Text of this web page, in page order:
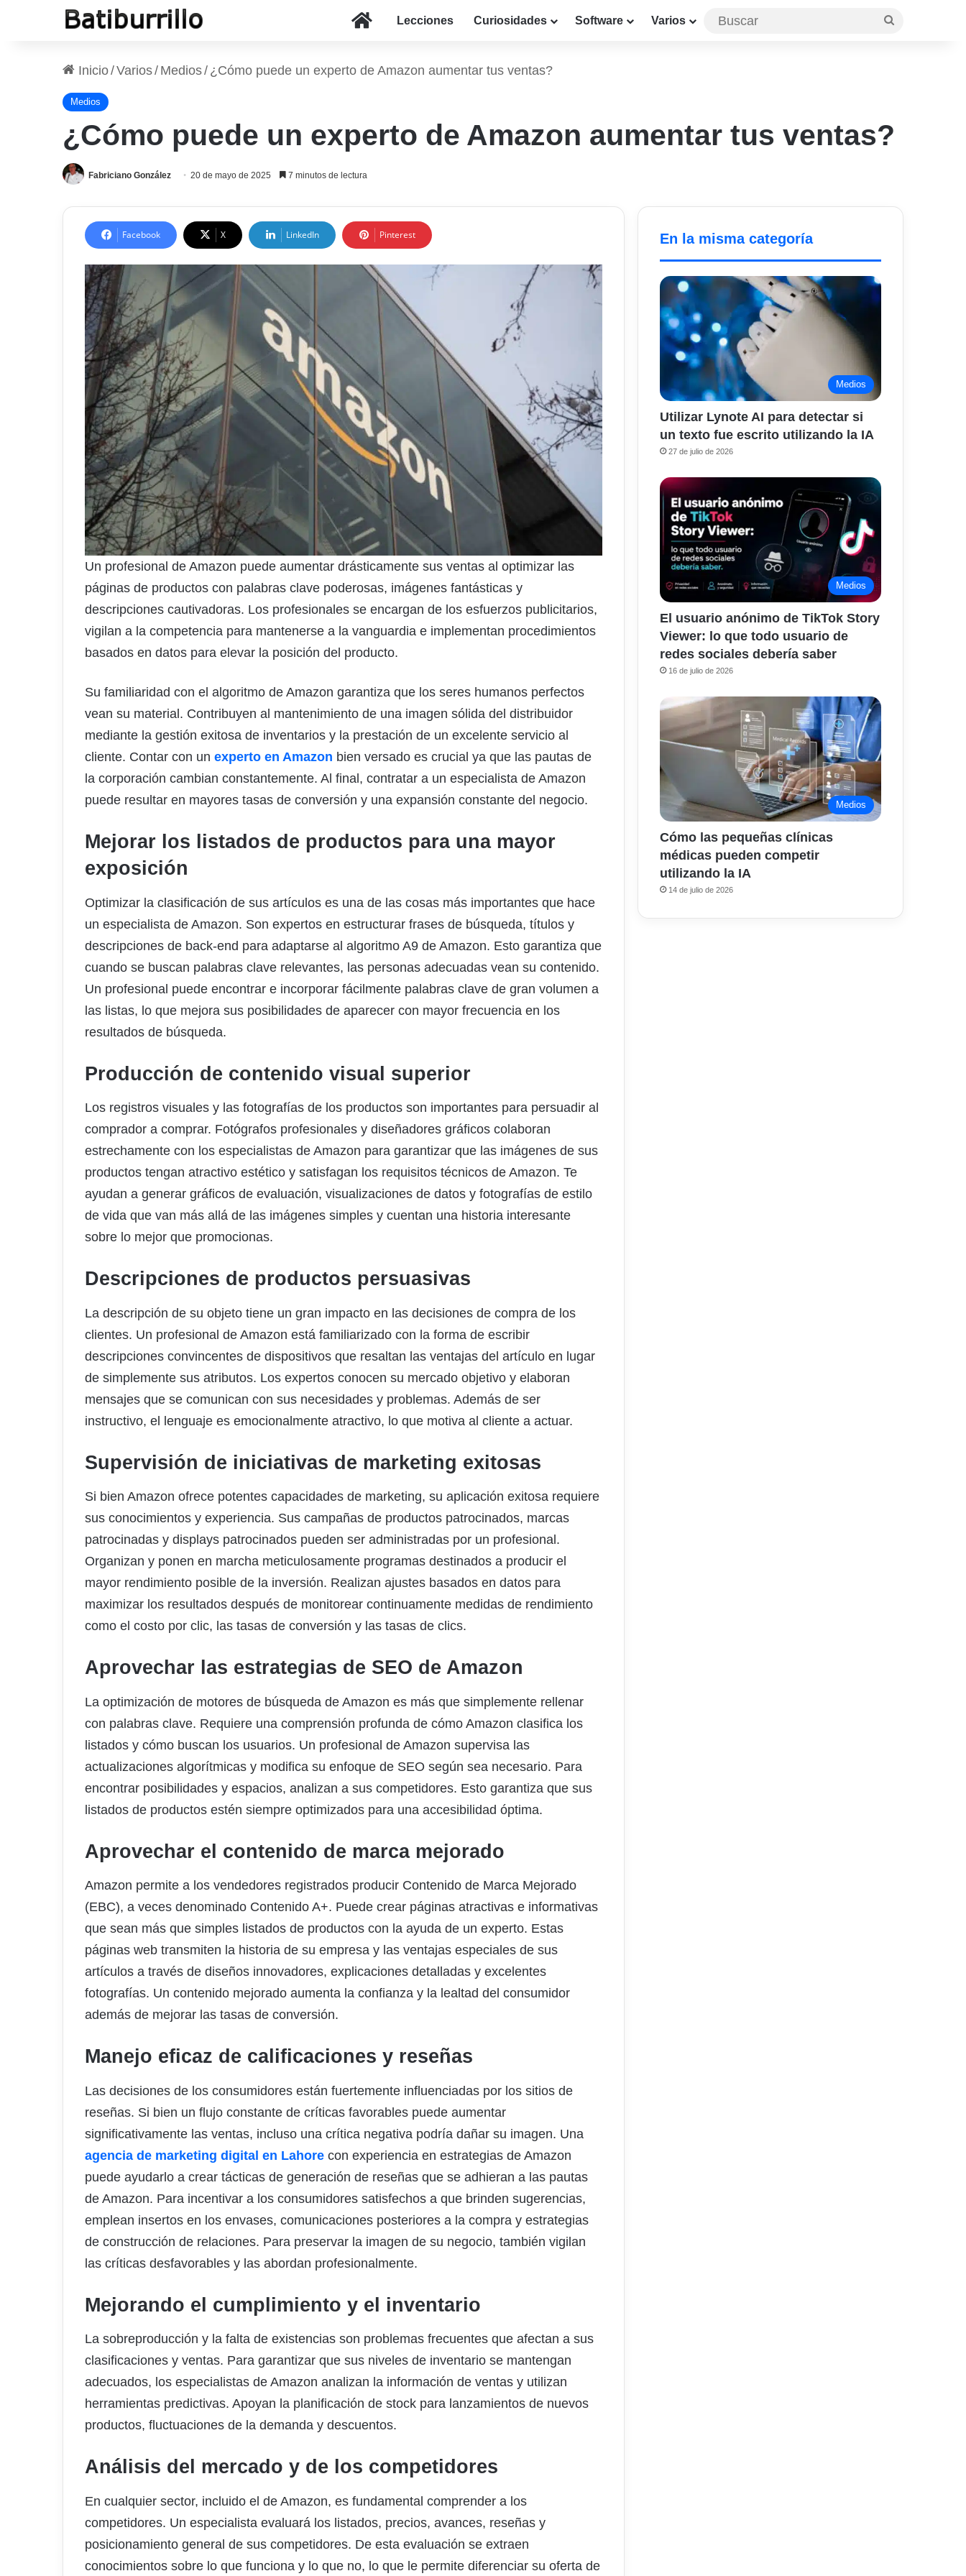
InicioLecciones Curiosidades Software Varios
Inicio/Varios/ Medios/ ¿Cómo puede un experto de Amazon aumentar tus ventas?
Medios
¿Cómo puede un experto de Amazon aumentar tus ventas?
Fabriciano González 20 de mayo de 2025 7 minutos de lectura
Facebook X LinkedIn Pinterest
Un profesional de Amazon puede aumentar drásticamente sus ventas al optimizar las
páginas de productos con palabras clave poderosas, imágenes fantásticas y
descripciones cautivadoras. Los profesionales se encargan de los esfuerzos publicitarios,
vigilan a la competencia para mantenerse a la vanguardia e implementan procedimientos
basados en datos para elevar la posición del producto.
Su familiaridad con el algoritmo de Amazon garantiza que los seres humanos perfectos
vean su material. Contribuyen al mantenimiento de una imagen sólida del distribuidor
mediante la gestión exitosa de inventarios y la prestación de un excelente servicio al
cliente. Contar con un experto en Amazon bien versado es crucial ya que las pautas de
la corporación cambian constantemente. Al final, contratar a un especialista de Amazon
puede resultar en mayores tasas de conversión y una expansión constante del negocio.
Mejorar los listados de productos para una mayor
exposición
Optimizar la clasificación de sus artículos es una de las cosas más importantes que hace
un especialista de Amazon. Son expertos en estructurar frases de búsqueda, títulos y
descripciones de back-end para adaptarse al algoritmo A9 de Amazon. Esto garantiza que
cuando se buscan palabras clave relevantes, las personas adecuadas vean su contenido.
Un profesional puede encontrar e incorporar fácilmente palabras clave de gran volumen a
las listas, lo que mejora sus posibilidades de aparecer con mayor frecuencia en los
resultados de búsqueda.
Producción de contenido visual superior
Los registros visuales y las fotografías de los productos son importantes para persuadir al
comprador a comprar. Fotógrafos profesionales y diseñadores gráficos colaboran
estrechamente con los especialistas de Amazon para garantizar que las imágenes de sus
productos tengan atractivo estético y satisfagan los requisitos técnicos de Amazon. Te
ayudan a generar gráficos de evaluación, visualizaciones de datos y fotografías de estilo
de vida que van más allá de las imágenes simples y cuentan una historia interesante
sobre lo mejor que promocionas.
Descripciones de productos persuasivas
La descripción de su objeto tiene un gran impacto en las decisiones de compra de los
clientes. Un profesional de Amazon está familiarizado con la forma de escribir
descripciones convincentes de dispositivos que resaltan las ventajas del artículo en lugar
de simplemente sus atributos. Los expertos conocen su mercado objetivo y elaboran
mensajes que se comunican con sus necesidades y problemas. Además de ser
instructivo, el lenguaje es emocionalmente atractivo, lo que motiva al cliente a actuar.
Supervisión de iniciativas de marketing exitosas
Si bien Amazon ofrece potentes capacidades de marketing, su aplicación exitosa requiere
sus conocimientos y experiencia. Sus campañas de productos patrocinados, marcas
patrocinadas y displays patrocinados pueden ser administradas por un profesional.
Organizan y ponen en marcha meticulosamente programas destinados a producir el
mayor rendimiento posible de la inversión. Realizan ajustes basados en datos para
maximizar los resultados después de monitorear continuamente medidas de rendimiento
como el costo por clic, las tasas de conversión y las tasas de clics.
Aprovechar las estrategias de SEO de Amazon
La optimización de motores de búsqueda de Amazon es más que simplemente rellenar
con palabras clave. Requiere una comprensión profunda de cómo Amazon clasifica los
listados y cómo buscan los usuarios. Un profesional de Amazon supervisa las
actualizaciones algorítmicas y modifica su enfoque de SEO según sea necesario. Para
encontrar posibilidades y espacios, analizan a sus competidores. Esto garantiza que sus
listados de productos estén siempre optimizados para una accesibilidad óptima.
Aprovechar el contenido de marca mejorado
Amazon permite a los vendedores registrados producir Contenido de Marca Mejorado
(EBC), a veces denominado Contenido A+. Puede crear páginas atractivas e informativas
que sean más que simples listados de productos con la ayuda de un experto. Estas
páginas web transmiten la historia de su empresa y las ventajas especiales de sus
artículos a través de diseños innovadores, explicaciones detalladas y excelentes
fotografías. Un contenido mejorado aumenta la confianza y la lealtad del consumidor
además de mejorar las tasas de conversión.
Manejo eficaz de calificaciones y reseñas
Las decisiones de los consumidores están fuertemente influenciadas por los sitios de
reseñas. Si bien un flujo constante de críticas favorables puede aumentar
significativamente las ventas, incluso una crítica negativa podría dañar su imagen. Una
agencia de marketing digital en Lahore con experiencia en estrategias de Amazon
puede ayudarlo a crear tácticas de generación de reseñas que se adhieran a las pautas
de Amazon. Para incentivar a los consumidores satisfechos a que brinden sugerencias,
emplean insertos en los envases, comunicaciones posteriores a la compra y estrategias
de construcción de relaciones. Para preservar la imagen de su negocio, también vigilan
las críticas desfavorables y las abordan profesionalmente.
Mejorando el cumplimiento y el inventario
La sobreproducción y la falta de existencias son problemas frecuentes que afectan a sus
clasificaciones y ventas. Para garantizar que sus niveles de inventario se mantengan
adecuados, los especialistas de Amazon analizan la información de ventas y utilizan
herramientas predictivas. Apoyan la planificación de stock para lanzamientos de nuevos
productos, fluctuaciones de la demanda y descuentos.
Análisis del mercado y de los competidores
En cualquier sector, incluido el de Amazon, es fundamental comprender a los
competidores. Un especialista evaluará los listados, precios, avances, reseñas y
posicionamiento general de sus competidores. De esta evaluación se extraen
conocimientos sobre lo que funciona y lo que no, lo que le permite diferenciar su oferta de
En la misma categoría
Medios
Utilizar Lynote AI para detectar si
un texto fue escrito utilizando la IA
27 de julio de 2026
Medios
El usuario anónimo de TikTok Story
Viewer: lo que todo usuario de
redes sociales debería saber
16 de julio de 2026
Medios
Cómo las pequeñas clínicas
médicas pueden competir
utilizando la IA
14 de julio de 2026